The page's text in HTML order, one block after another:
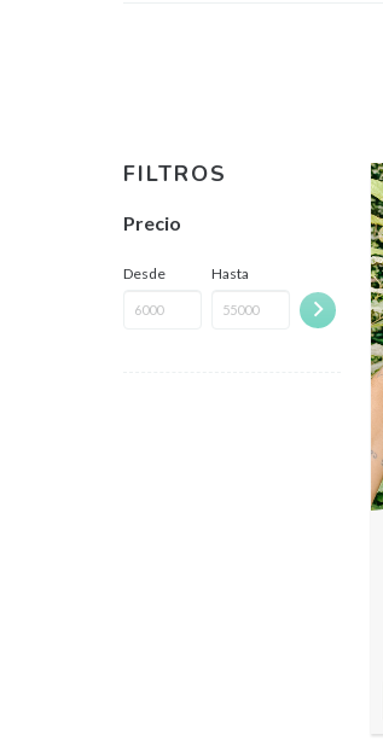
FILTROS
Precio
Desde Hasta